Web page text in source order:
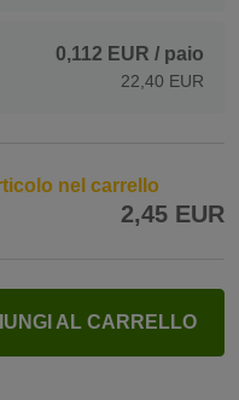
0,112 EUR / paio
22,40 EUR
nel carrello
2,45 EUR
AL CARRELLO